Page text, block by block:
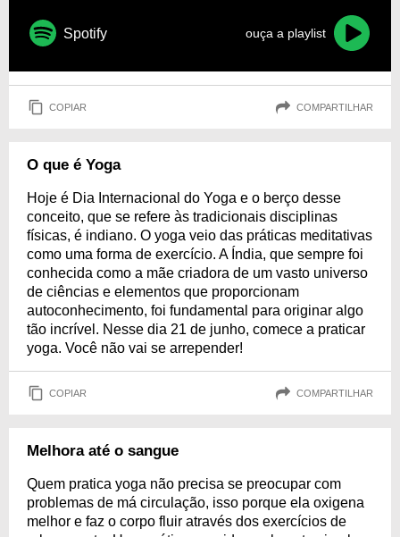
Spotify ouça a playlist
COPIAR COMPARTILHAR
O que é Yoga
Hoje é Dia Internacional do Yoga e o berço desse
conceito, que se refere às tradicionais disciplinas
físicas, é indiano. O yoga veio das práticas meditativas
como uma forma de exercício. A Índia, que sempre foi
conhecida como a mãe criadora de um vasto universo
de ciências e elementos que proporcionam
autoconhecimento, foi fundamental para originar algo
tão incrível. Nesse dia 21 de junho, comece a praticar
yoga. Você não vai se arrepender!
COPIAR COMPARTILHAR
Melhora até o sangue
Quem pratica yoga não precisa se preocupar com
problemas de má circulação, isso porque ela oxigena
melhor e faz o corpo fluir através dos exercícios de